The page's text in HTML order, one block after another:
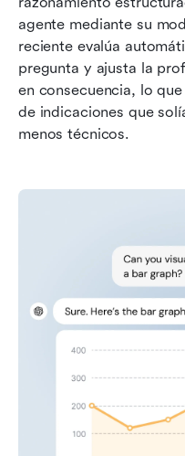
agente mediante su
reciente evalúa
pregunta y ajusta la
en consecuencia, lo
de indicaciones que
menos técnicos.